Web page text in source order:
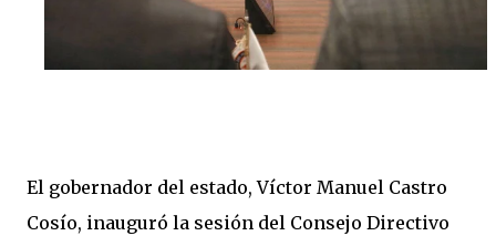
El gobernador del estado, Víctor Manuel Castro
Cosío, inauguró la sesión del Consejo Directivo